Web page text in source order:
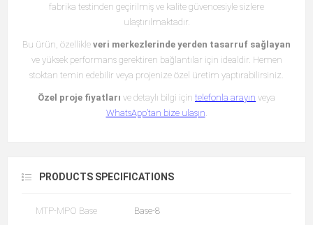
fabrika testinden geçirilmiş ve kalite güvencesiyle sizlere
ulaştırılmaktadır.
Bu ürün, özellikle veri merkezlerinde yerden tasarruf sağlayan
ve yüksek performans gerektiren bağlantılar için idealdir. Hemen
stoktan temin edebilir veya projenize özel üretim yaptırabilirsiniz.
Özel proje fiyatları ve detaylı bilgi için telefonla arayın veya
WhatsApp’tan bize ulaşın
PRODUCTS SPECIFICATIONS
MTP-MPO Base Base-8